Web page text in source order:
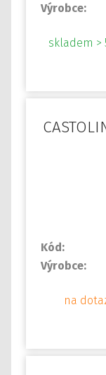
Výrobce:
skladem >
Kód:
Výrobce:
na